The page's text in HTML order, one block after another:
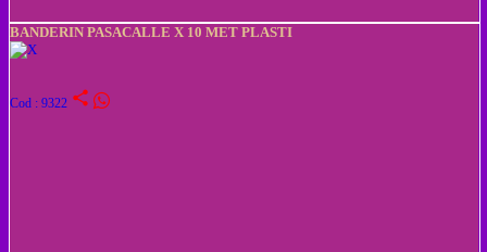
BANDERIN PASACALLE X 10 MET PLASTI
Cod : 9322 share